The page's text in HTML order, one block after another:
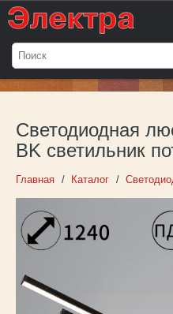
Мой
Пока
пуст
Войти
О компании
Новости
Партнёрам
Светодиодная
BK светильник
Главная Каталог